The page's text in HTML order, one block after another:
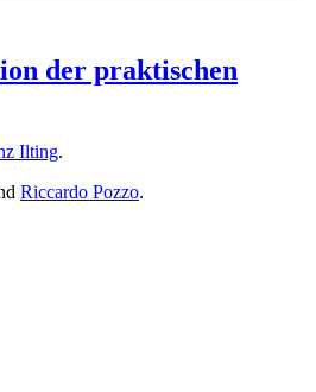
der praktischen
Ilting.
Riccardo Pozzo.